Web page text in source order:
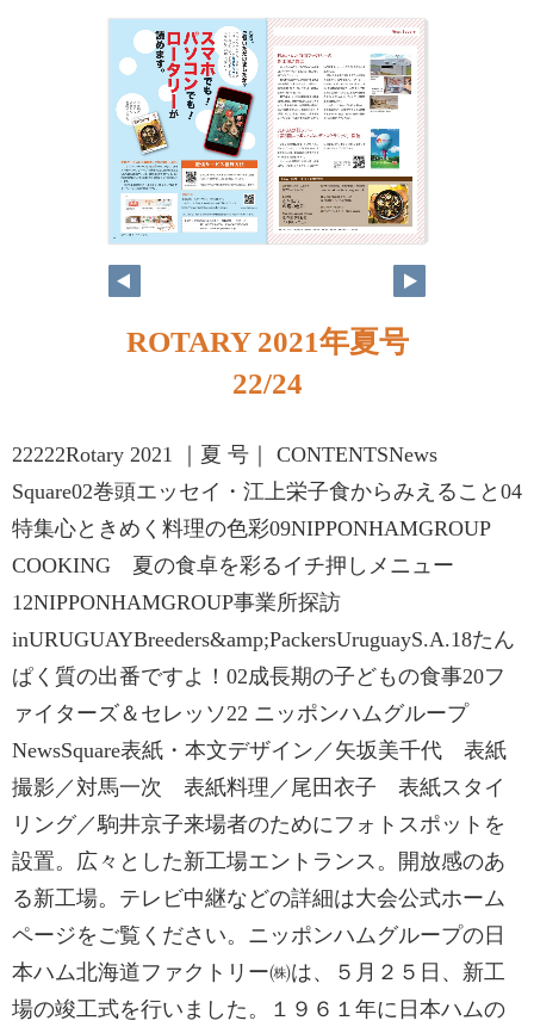
ROTARY 2021年夏号
22/24
22222Rotary 2021 ｜夏 号｜ CONTENTSNews
Square02巻頭エッセイ・江上栄子食からみえること04
特集心ときめく料理の色彩09NIPPONHAMGROUP
COOKING 夏の食卓を彩るイチ押しメニュー
12NIPPONHAMGROUP事業所探訪
inURUGUAYBreeders&amp;PackersUruguayS.A.18たん
ぱく質の出番ですよ！02成長期の子どもの食事20フ
ァイターズ＆セレッソ22 ニッポンハムグループ
NewsSquare表紙・本文デザイン／矢坂美千代 表紙
撮影／対馬一次 表紙料理／尾田衣子 表紙スタイ
リング／駒井京子来場者のためにフォトスポットを
設置。広々とした新工場エントランス。開放感のあ
る新工場。テレビ中継などの詳細は大会公式ホーム
ページをご覧ください。ニッポンハムグループの日
本ハム北海道ファクトリー㈱は、５月２５日、新工
場の竣工式を行いました。１９６１年に日本ハムの